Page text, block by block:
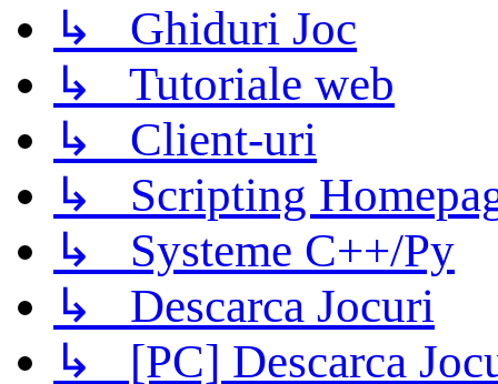
↳ Ghiduri Joc
↳ Tutoriale web
↳ Client-uri
↳ Scripting
↳ Systeme C++/Py
↳ Descarca Jocuri
↳ [PC] Descarca